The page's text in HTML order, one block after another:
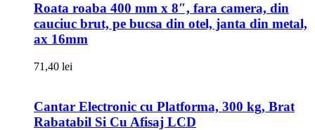
Roata roaba 400 mm x 8″, fara camera, din
cauciuc brut, pe bucsa din otel, janta din metal,
ax 16mm
71,40 lei
Cantar Electronic cu Platforma, 300 kg, Brat
Rabatabil Si Cu Afisaj LCD